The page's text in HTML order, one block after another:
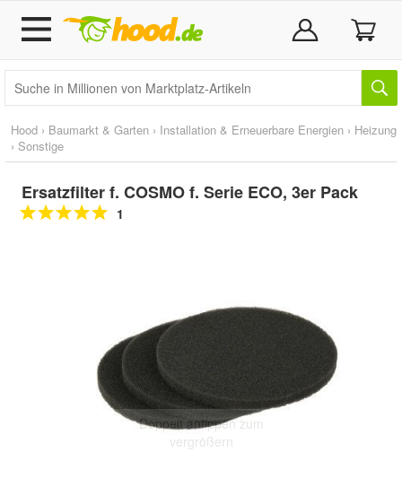
Hood › Baumarkt & Garten › Installation & Erneuerbare Energien › Heizung
› Sonstige
Ersatzfilter f. COSMO f. Serie ECO, 3er Pack
1
Doppelt antippen zum
vergrößern